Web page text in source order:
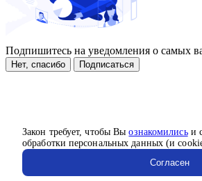
Закон требует, чтобы Выознакомилисьи
обработки персональных данных (и
Согласен
Подпишитесь на уведомления о самых
Нет, спасибо Подписаться